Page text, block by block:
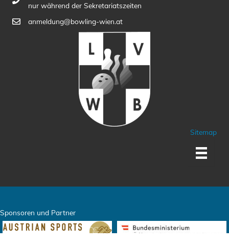
nur während der Sekretariatszeiten
anmeldung@bowling-wien.at
Sitemap
Sponsoren und Partner